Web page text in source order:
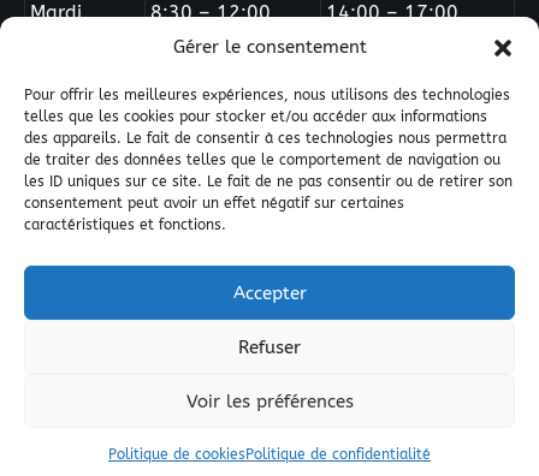
Gérer le consentement
Pour offrir les meilleures expériences, nous utilisons des technologies
telles que les cookies pour stocker et/ou accéder aux informations
des appareils. Le fait de consentir à ces technologies nous permettra
de traiter des données telles que le comportement de navigation ou
les ID uniques sur ce site. Le fait de ne pas consentir ou de retirer son
consentement peut avoir un effet négatif sur certaines
caractéristiques et fonctions.
Accepter
Refuser
Voir les préférences
Politique de cookies Politique de confidentialité
Mardi
8:30 – 12:00
14:00 – 17:00
Fermé
Fermé
Vendredi
8:30 – 12:00 14:00 – 16:00
Guide de référence des résines composites
Politique de confidentialité
Tok